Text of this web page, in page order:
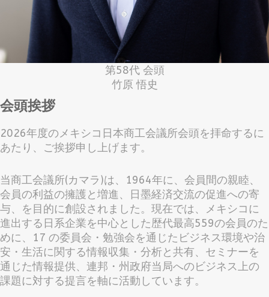
第58代 会頭
竹原 悟史
会頭挨拶
2026年度のメキシコ日本商工会議所会頭を拝命するに
あたり、ご挨拶申し上げます。
当商工会議所(カマラ)は、1964年に、会員間の親睦、
会員の利益の擁護と増進、日墨経済交流の促進への寄
与、を目的に創設されました。現在では、メキシコに
進出する日系企業を中心とした歴代最高559の会員のた
めに、17 の委員会・勉強会を通じたビジネス環境や治
安・生活に関する情報収集・分析と共有、セミナーを
通じた情報提供、連邦・州政府当局へのビジネス上の
課題に対する提言を軸に活動しています。